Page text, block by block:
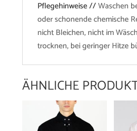
Pflegehinweise //Waschen
oder schonende chemische
nicht Bleichen, nicht im
trocknen, bei geringer Hitze
ÄHNLICHE